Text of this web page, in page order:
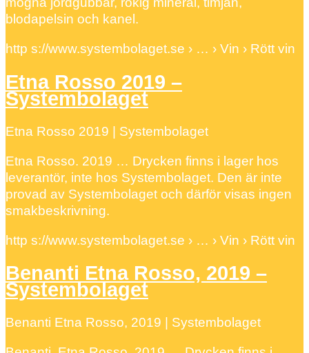
blodapelsin och kanel.
http s://www.systembolaget.se › … › Vin › Rött vin
Etna Rosso 2019 –
Systembolaget
Etna Rosso 2019 | Systembolaget
Etna Rosso. 2019 … Drycken finns i lager hos
leverantör, inte hos Systembolaget. Den är inte
provad av Systembolaget och därför visas ingen
smakbeskrivning.
http s://www.systembolaget.se › … › Vin › Rött vin
Benanti Etna Rosso, 2019 –
Systembolaget
Benanti Etna Rosso, 2019 | Systembolaget